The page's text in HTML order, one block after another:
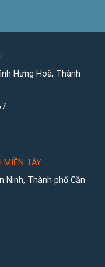
Hưng Hoà, Thành
MIỀN TÂY
Ninh, Thành phố Cần